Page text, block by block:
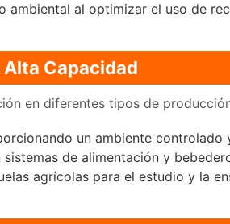
al optimizar el uso de
Alta Capacidad
en diferentes tipos de
un ambiente controlado
de alimentación y
agrícolas para el estudio y la